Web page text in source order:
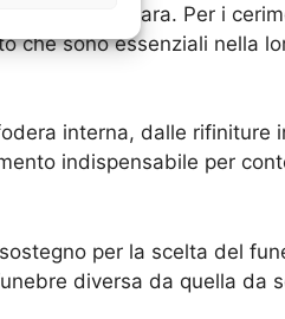
della bara. Per i
che sono essenziali nella
interna, dalle rifiniture
indispensabile per
per la scelta del
diversa da quella da